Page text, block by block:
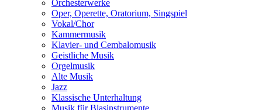
Orchesterwerke
Oper, Operette, Oratorium, Singspiel
Vokal/Chor
Kammermusik
Klavier- und Cembalomusik
Geistliche Musik
Orgelmusik
Alte Musik
Jazz
Klassische Unterhaltung
Musik für Blasinstrumente